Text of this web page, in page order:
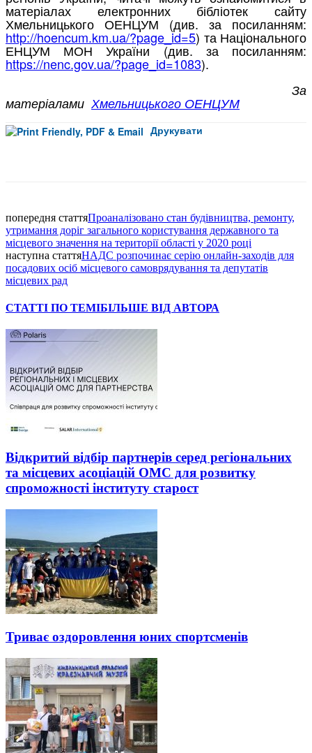
матеріалах електронних бібліотек сайту
Хмельницького ОЕНЦУМ (див. за посиланням:
http://hoencum.km.ua/?page_id=5) та Національного
ЕНЦУМ МОН України (див. за посиланням:
https://nenc.gov.ua/?page_id=1083).
За
матеріалами Хмельницького ОЕНЦУМ
Друкувати
попередня статтяПроаналізовано стан будівництва, ремонту,
утримання доріг загального кори­стування державного та
місцевого значення на території області у 2020 ро­ці
наступна статтяНАДС розпочинає серію онлайн-заходів для
посадових осіб місцевого самоврядування та депутатів
місцевих рад
СТАТТІ ПО ТЕМІБІЛЬШЕ ВІД АВТОРА
Відкритий відбір партнерів серед регіональних
та місцевих асоціацій ОМС для розвитку
спроможності інституту старост
Триває оздоровлення юних спортсменів